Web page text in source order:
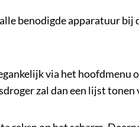
benodigde apparatuur
via het hoofdmenu
zal dan een lijst